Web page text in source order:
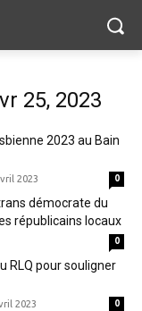
25, 2023
2023 au Bain
2023 0
démocrate du
républicains locaux
0
RLQ pour souligner
2023 0